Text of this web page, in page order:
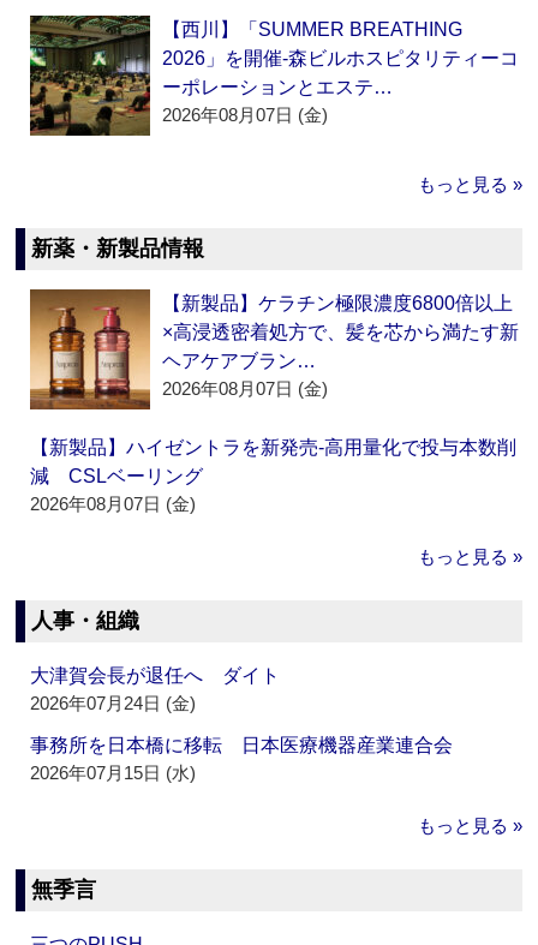
【西川】「SUMMER BREATHING
2026」を開催‐森ビルホスピタリティーコ
ーポレーションとエステ…
2026年08月07日 (金)
もっと見る »
新薬・新製品情報
【新製品】ケラチン極限濃度6800倍以上
×高浸透密着処方で、髪を芯から満たす新
ヘアケアブラン…
2026年08月07日 (金)
【新製品】ハイゼントラを新発売‐高用量化で投与本数削
減 CSLベーリング
2026年08月07日 (金)
もっと見る »
人事・組織
大津賀会長が退任へ ダイト
2026年07月24日 (金)
事務所を日本橋に移転 日本医療機器産業連合会
2026年07月15日 (水)
もっと見る »
無季言